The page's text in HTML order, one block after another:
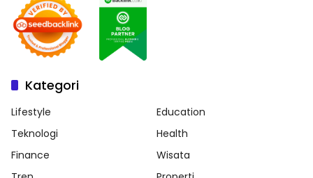
Kategori
Lifestyle
Education
Teknologi
Health
Finance
Wisata